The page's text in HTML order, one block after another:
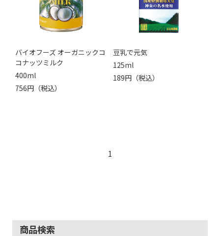
バイオフーズ オーガニックコ
コナッツミルク
400ml
756円（税込）
豆乳で元気
125ml
189円（税込）
1
商品検索